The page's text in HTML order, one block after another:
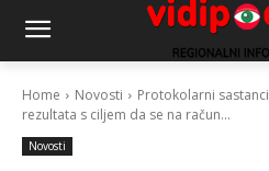
Home Novosti
Protokolarni
rezultata s ciljem da se na račun...
Novosti